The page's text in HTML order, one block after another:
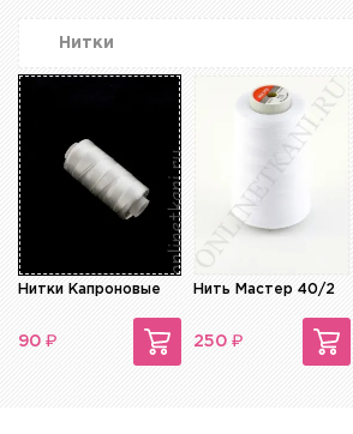
Нитки
Нитки Капроновые
90 ₽
Нить Мастер 40/2
250 ₽